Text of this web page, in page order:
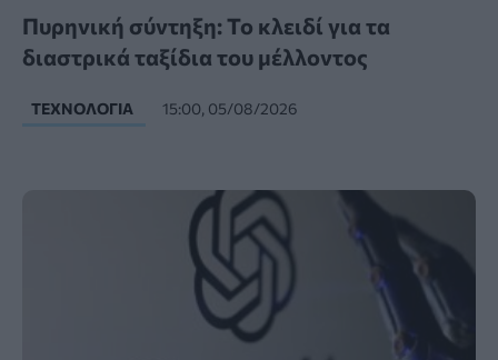
Πυρηνική σύντηξη: Το κλειδί για τα
διαστρικά ταξίδια του μέλλοντος
ΤΕΧΝΟΛΟΓΊΑ 15:00, 05/08/2026